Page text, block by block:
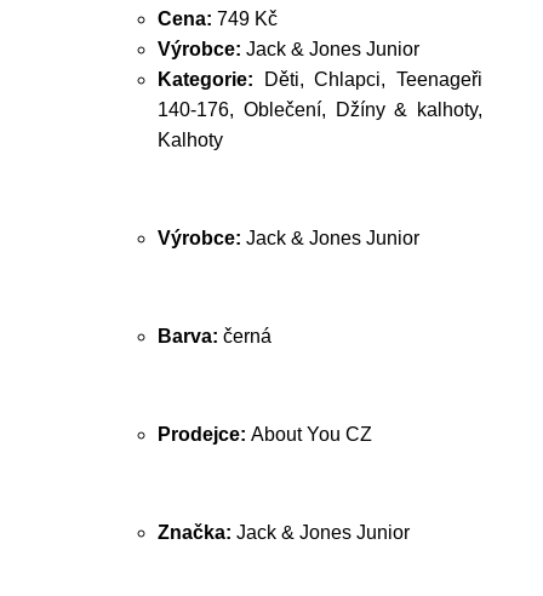
Cena: 749 Kč
Výrobce: Jack & Jones Junior
Kategorie: Děti, Chlapci, Teenageři
140-176, Oblečení, Džíny & kalhoty,
Kalhoty
Výrobce: Jack & Jones Junior
Barva: černá
Prodejce: About You CZ
Značka: Jack & Jones Junior